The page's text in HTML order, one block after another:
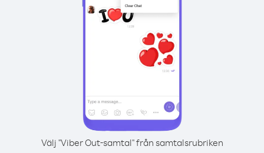
Välj "Viber Out-samtal" från samtalsrubriken